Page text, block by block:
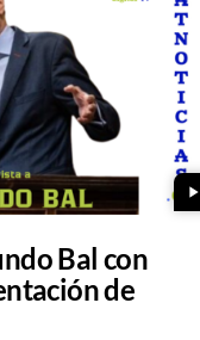
play_arrow
Bal con
de